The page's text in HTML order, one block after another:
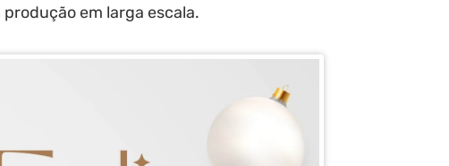
em larga escala.